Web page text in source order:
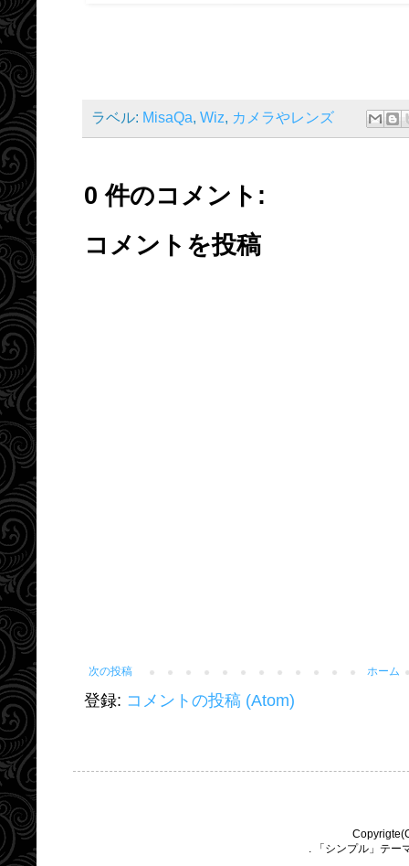
ラベル: MisaQa, Wiz, カメラやレンズ
0 件のコメント:
コメントを投稿
次の投稿 ホーム
登録: コメントの投稿 (Atom)
. 「シンプル」テ